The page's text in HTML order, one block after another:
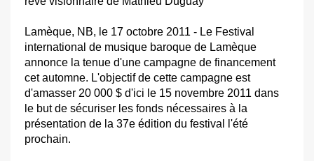
Lamèque, NB, le 17 octobre 2011 - Le Festival
international de musique baroque de Lamèque
annonce la tenue d'une campagne de financement
cet automne. L'objectif de cette campagne est
d'amasser 20 000 $ d'ici le 15 novembre 2011 dans
le but de sécuriser les fonds nécessaires à la
présentation de la 37e édition du festival l'été
prochain.